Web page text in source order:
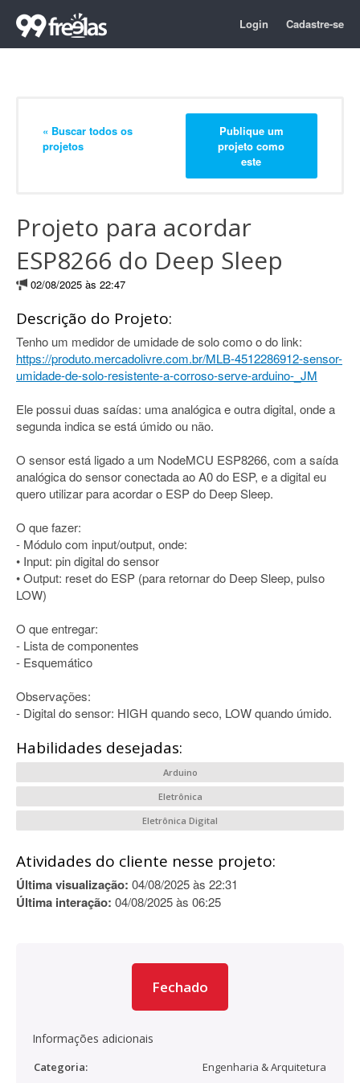
Login Cadastre-se
« Buscar todos os
projetos
Publique um
projeto como
este
Projeto para acordar
ESP8266 do Deep Sleep
02/08/2025 às 22:47
Descrição do Projeto:
Tenho um medidor de umidade de solo como o do link:
https://produto.mercadolivre.com.br/MLB-4512286912-sensor-
umidade-de-solo-resistente-a-corroso-serve-arduino-_JM
Ele possui duas saídas: uma analógica e outra digital, onde a
segunda indica se está úmido ou não.
O sensor está ligado a um NodeMCU ESP8266, com a saída
analógica do sensor conectada ao A0 do ESP, e a digital eu
quero utilizar para acordar o ESP do Deep Sleep.
O que fazer:
- Módulo com input/output, onde:
• Input: pin digital do sensor
• Output: reset do ESP (para retornar do Deep Sleep, pulso
LOW)
O que entregar:
- Lista de componentes
- Esquemático
Observações:
- Digital do sensor: HIGH quando seco, LOW quando úmido.
Habilidades desejadas:
Arduino
Eletrônica
Eletrônica Digital
Atividades do cliente nesse projeto:
Última visualização: 04/08/2025 às 22:31
Última interação: 04/08/2025 às 06:25
Fechado
Informações adicionais
Categoria:
Engenharia & Arquitetura